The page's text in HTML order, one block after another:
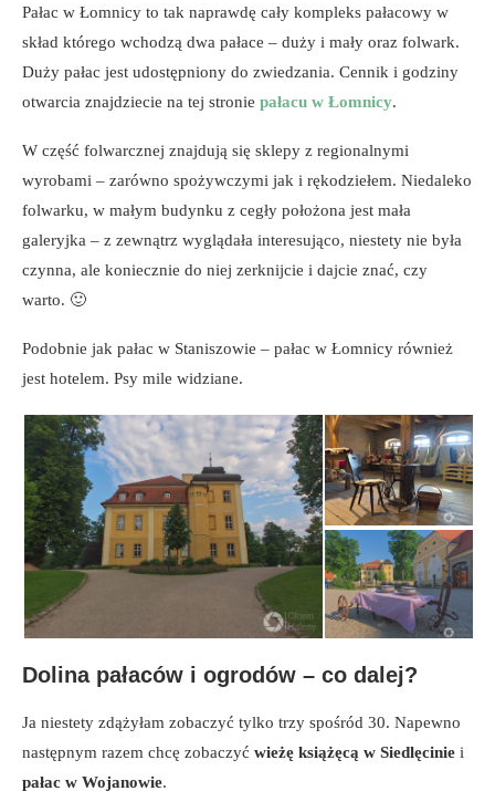
Pałac w Łomnicy to tak naprawdę cały kompleks pałacowy w
skład którego wchodzą dwa pałace – duży i mały oraz folwark.
Duży pałac jest udostępniony do zwiedzania. Cennik i godziny
otwarcia znajdziecie na tej stronie pałacu w Łomnicy.
W część folwarcznej znajdują się sklepy z regionalnymi
wyrobami – zarówno spożywczymi jak i rękodziełem. Niedaleko
folwarku, w małym budynku z cegły położona jest mała
galeryjka – z zewnątrz wyglądała interesująco, niestety nie była
czynna, ale koniecznie do niej zerknijcie i dajcie znać, czy
warto. 🙂
Podobnie jak pałac w Staniszowie – pałac w Łomnicy również
jest hotelem. Psy mile widziane.
Dolina pałaców i ogrodów – co dalej?
Ja niestety zdążyłam zobaczyć tylko trzy spośród 30. Napewno
następnym razem chcę zobaczyć wieżę książęcą w Siedlęcinie i
pałac w Wojanowie.